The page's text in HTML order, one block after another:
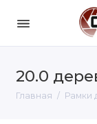
20.0
Главная Рамки